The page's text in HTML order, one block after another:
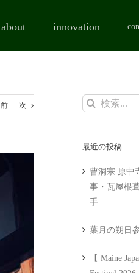
about innovation
前 次
検
最近の投稿
曹洞宗 原
事・瓦屋根
手
葉月の朔日
【 Maine